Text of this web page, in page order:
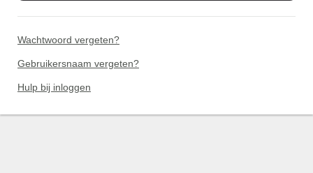
Wachtwoord vergeten?
Gebruikersnaam vergeten?
Hulp bij inloggen